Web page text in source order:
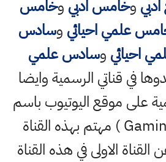
ادبي وخامس ادبي وخامس
علمي احيائي وسادس
احيائي وسادس علمي
في قناتي الرسمية وايضا
على موقع اليوتيوب باسم
( احمد مهدي Gaming ) مهتم بهذه القناة
الاولى في هذه القناة